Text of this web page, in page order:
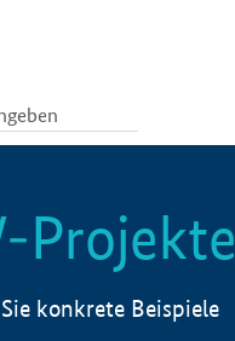
Projekte
konkrete Beispiele